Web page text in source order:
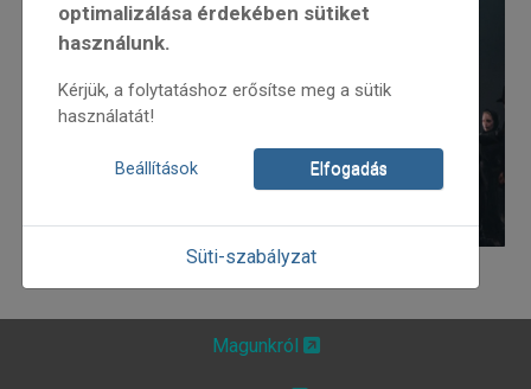
optimalizálása érdekében sütiket
használunk.
Kérjük, a folytatáshoz erősítse meg a sütik
használatát!
Beállítások Elfogadás
Süti-szabályzat
Magunkról